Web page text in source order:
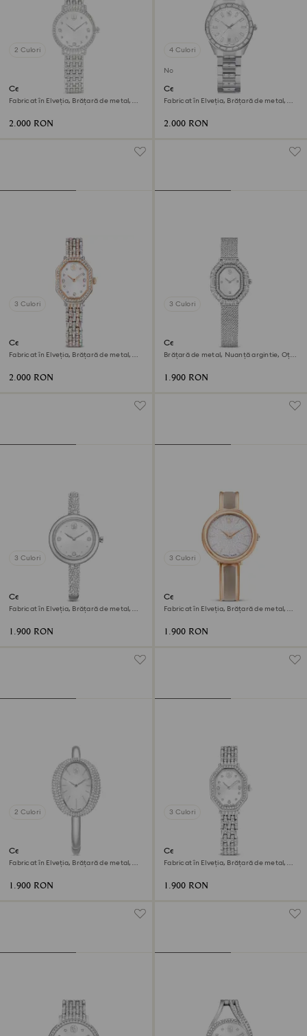
2 Culori
Ceas Imber
Fabricat în Elveția, Brățară de metal,
2.000 RON
4 Culori
Nou
Ceas Matrix date
Fabricat în Elveția, Brățară de metal,
2.000 RON
3 Culori
Ceas Dextera octagon
Fabricat în Elveția, Brățară de metal,
2.000 RON
3 Culori
Ceas Matrix octagon
Brățară de metal, Nuanță argintie, Oțel
1.900 RON
3 Culori
Ceas Sublima bangle
Fabricat în Elveția, Brățară de metal,
1.900 RON
3 Culori
Ceas Crystalline bangle
Fabricat în Elveția, Brățară de metal,
1.900 RON
2 Culori
Ceas Imber bangle
Fabricat în Elveția, Brățară de metal,
1.900 RON
3 Culori
Ceas Dextera octagon
Fabricat în Elveția, Brățară de metal,
1.900 RON